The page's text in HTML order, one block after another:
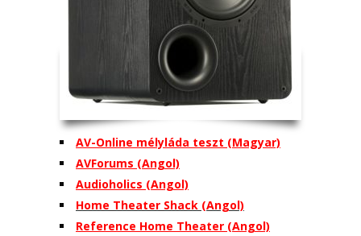
AV-Online mélyláda teszt (Magyar)
AVForums (Angol)
Audioholics (Angol)
Home Theater Shack (Angol)
Reference Home Theater (Angol)